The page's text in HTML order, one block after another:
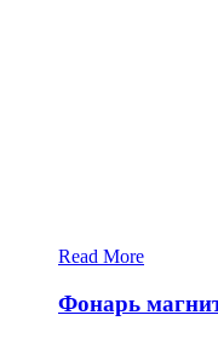
Read More
Фонарь